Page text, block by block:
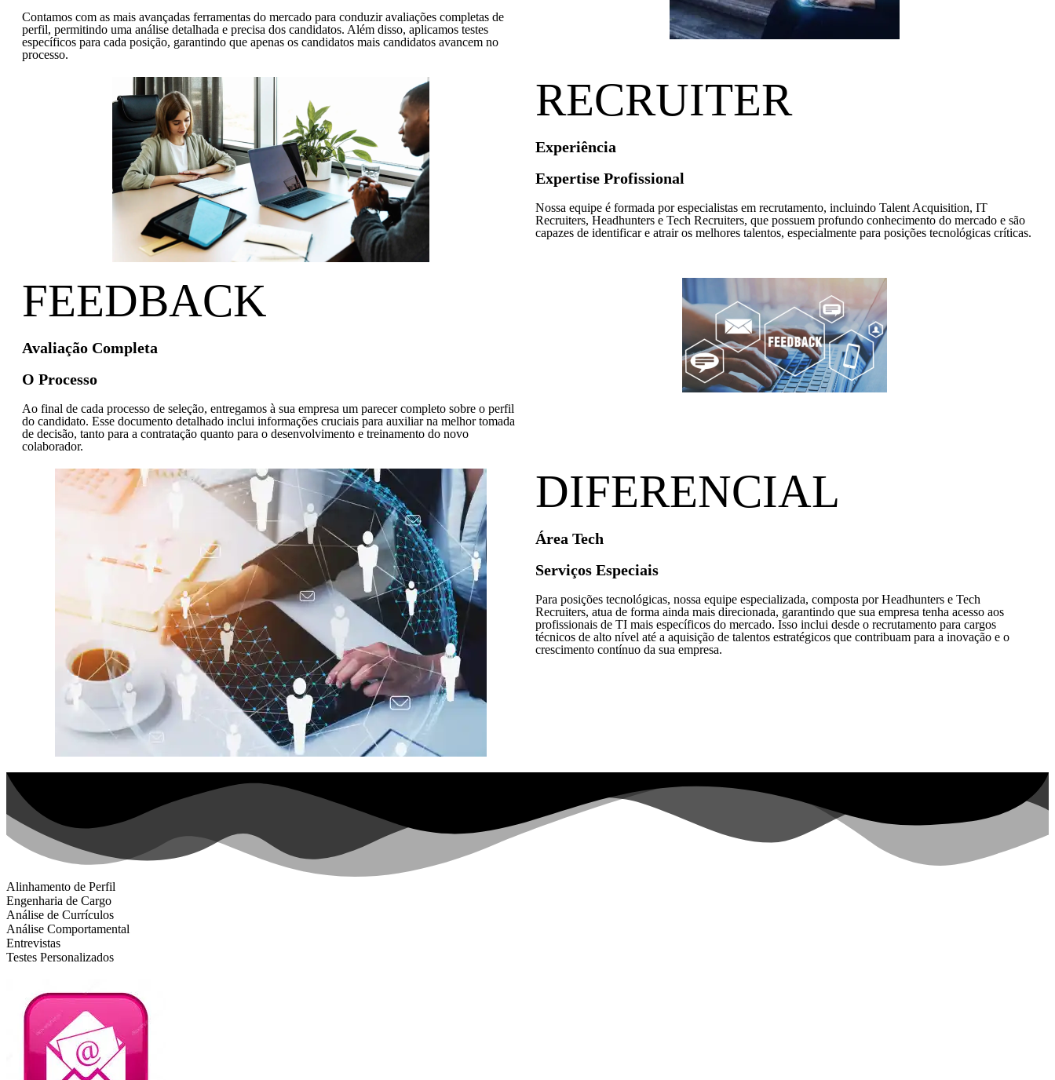
Contamos com as mais avançadas ferramentas do mercado para conduzir avaliações completas de
perfil, permitindo uma análise detalhada e precisa dos candidatos. Além disso, aplicamos testes
específicos para cada posição, garantindo que apenas os candidatos mais candidatos avancem no
processo.
RECRUITER
Experiência
Expertise Profissional
Nossa equipe é formada por especialistas em recrutamento, incluindo Talent Acquisition, IT
Recruiters, Headhunters e Tech Recruiters, que possuem profundo conhecimento do mercado e são
capazes de identificar e atrair os melhores talentos, especialmente para posições tecnológicas críticas.
FEEDBACK
Avaliação Completa
O Processo
Ao final de cada processo de seleção, entregamos à sua empresa um parecer completo sobre o perfil
do candidato. Esse documento detalhado inclui informações cruciais para auxiliar na melhor tomada
de decisão, tanto para a contratação quanto para o desenvolvimento e treinamento do novo
colaborador.
DIFERENCIAL
Área Tech
Serviços Especiais
Para posições tecnológicas, nossa equipe especializada, composta por Headhunters e Tech
Recruiters, atua de forma ainda mais direcionada, garantindo que sua empresa tenha acesso aos
profissionais de TI mais específicos do mercado. Isso inclui desde o recrutamento para cargos
técnicos de alto nível até a aquisição de talentos estratégicos que contribuam para a inovação e o
crescimento contínuo da sua empresa.
Alinhamento de Perfil
Engenharia de Cargo
Análise de Currículos
Análise Comportamental
Entrevistas
Testes Personalizados